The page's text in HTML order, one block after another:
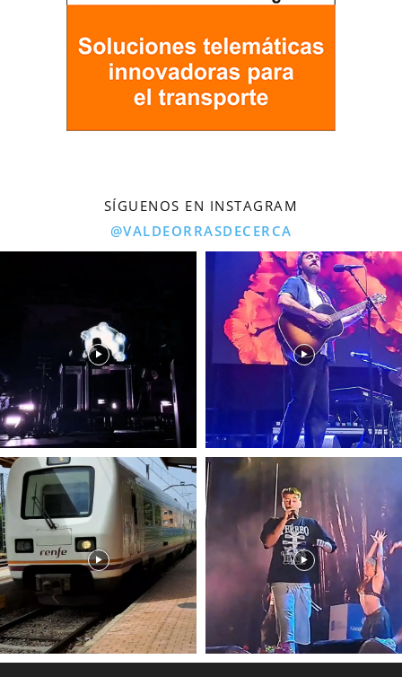
SÍGUENOS EN INSTAGRAM
@VALDEORRASDECERCA